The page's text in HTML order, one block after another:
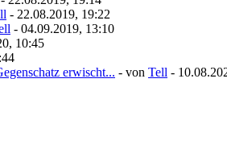
- 22.08.2019, 19:22
- 04.09.2019, 13:10
10:45
erwischt... - von Tell -